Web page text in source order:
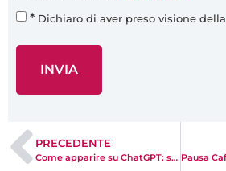
* Dichiaro di aver preso visione della
PRECEDENTE
Come apparire su ChatGPT: strategie concrete per essere citati dall’intelligenza artificiale